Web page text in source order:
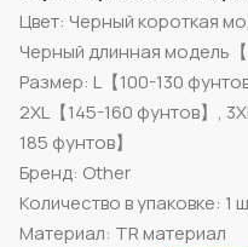
Цвет: Черный короткая
Черный длинная модель
Размер: L【100-130
2XL【145-160 фунтов】,
185 фунтов】
Бренд: Other
Количество в упаковке: 1
Материал: TR материал